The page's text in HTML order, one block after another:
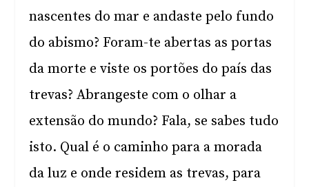
nascentes do mar e andaste pelo fundo
do abismo? Foram-te abertas as portas
da morte e viste os portões do país das
trevas? Abrangeste com o olhar a
extensão do mundo? Fala, se sabes tudo
isto. Qual é o caminho para a morada
da luz e onde residem as trevas, para